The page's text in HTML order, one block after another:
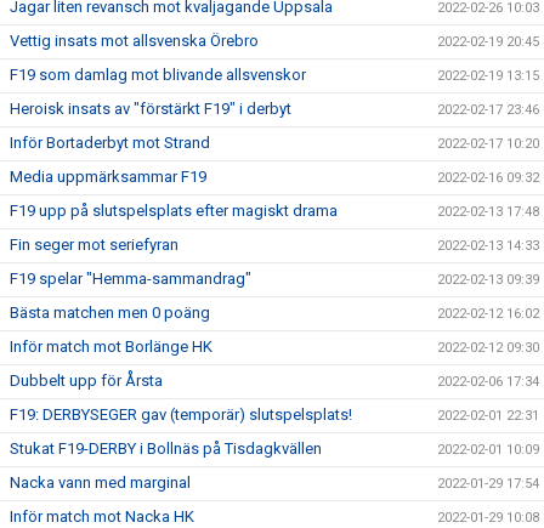
Jagar liten revansch mot kvaljagande Uppsala 2022-02-26 10:03
Vettig insats mot allsvenska Örebro 2022-02-19 20:45
F19 som damlag mot blivande allsvenskor 2022-02-19 13:15
Heroisk insats av "förstärkt F19" i derbyt 2022-02-17 23:46
Inför Bortaderbyt mot Strand 2022-02-17 10:20
Media uppmärksammar F19 2022-02-16 09:32
F19 upp på slutspelsplats efter magiskt drama 2022-02-13 17:48
Fin seger mot seriefyran 2022-02-13 14:33
F19 spelar "Hemma-sammandrag" 2022-02-13 09:39
Bästa matchen men 0 poäng 2022-02-12 16:02
Inför match mot Borlänge HK 2022-02-12 09:30
Dubbelt upp för Årsta 2022-02-06 17:34
F19: DERBYSEGER gav (temporär) slutspelsplats! 2022-02-01 22:31
Stukat F19-DERBY i Bollnäs på Tisdagkvällen 2022-02-01 10:09
Nacka vann med marginal 2022-01-29 17:54
Inför match mot Nacka HK 2022-01-29 10:08